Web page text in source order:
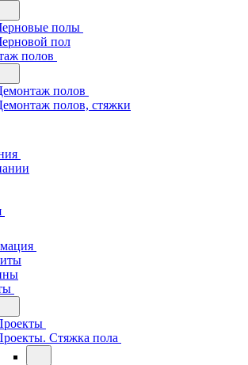
полы
пол
полов
полов
полов, стяжки
Стяжка пола